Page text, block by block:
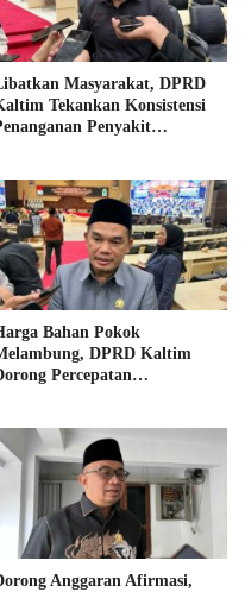
Masyarakat, DPRD
Tekankan Konsistensi
Penyakit
Bahan Pokok
DPRD Kaltim
Percepatan
Anggaran Afirmasi,